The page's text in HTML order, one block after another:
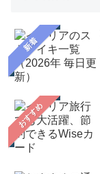
新着
おすすめ